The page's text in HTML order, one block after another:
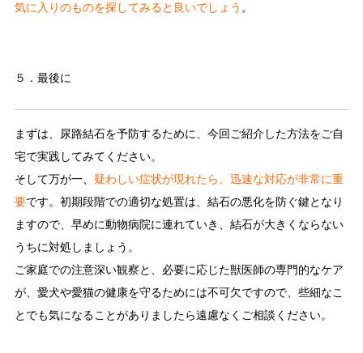
気に入りのものを探してみると良いでしょう 。
５．最後に
まずは、尿路結石を予防するために、今回ご紹介した方法をご自
宅で実践してみてください。
そして万が一、 疑わしい症状が現れたら、迅速な対応が非常に重
要です。初期段階での適切な処置は、結石の悪化を防ぐ鍵となり
ますので、早めに動物病院に連れていき、結石が大きくならない
うちに対処しましょう。
ご家庭での注意深い観察と、必要に応じた獣医師の専門的なケア
が、愛犬や愛猫の健康を守るためには不可欠ですので、些細なこ
とでも気になることがありましたら遠慮なくご相談ください。